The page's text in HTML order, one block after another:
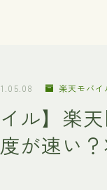
楽天モバイ
イル】楽
が速い